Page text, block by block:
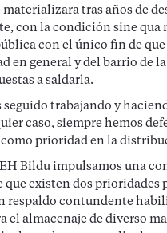
tras años de
con la condición sine qua
con el único fin de
en general y del barrio de
a saldarla.
seguido trabajando y
caso, siempre hemos
prioridad en la
EH Bildu impulsamos una
que existen dos
respaldo contundente
el almacenaje de diverso